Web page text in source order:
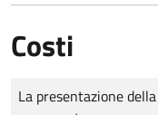
Costi
Tipo di pagamento
Importo
La presentazione